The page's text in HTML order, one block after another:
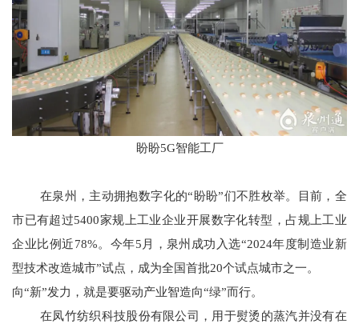
盼盼5G智能工厂
在泉州，主动拥抱数字化的“盼盼”们不胜枚举。目前，全
市已有超过5400家规上工业企业开展数字化转型，占规上工业
企业比例近78%。今年5月，泉州成功入选“2024年度制造业新
型技术改造城市”试点，成为全国首批20个试点城市之一。
向“新”发力，就是要驱动产业智造向“绿”而行。
在凤竹纺织科技股份有限公司，用于熨烫的蒸汽并没有在